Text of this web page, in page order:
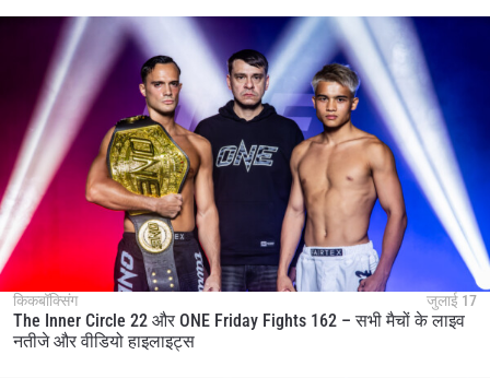
किकबॉक्सिंग जुलाई 17
The Inner Circle 22 और ONE Friday Fights 162 – सभी मैचों के लाइव
नतीजे और वीडियो हाइलाइट्स